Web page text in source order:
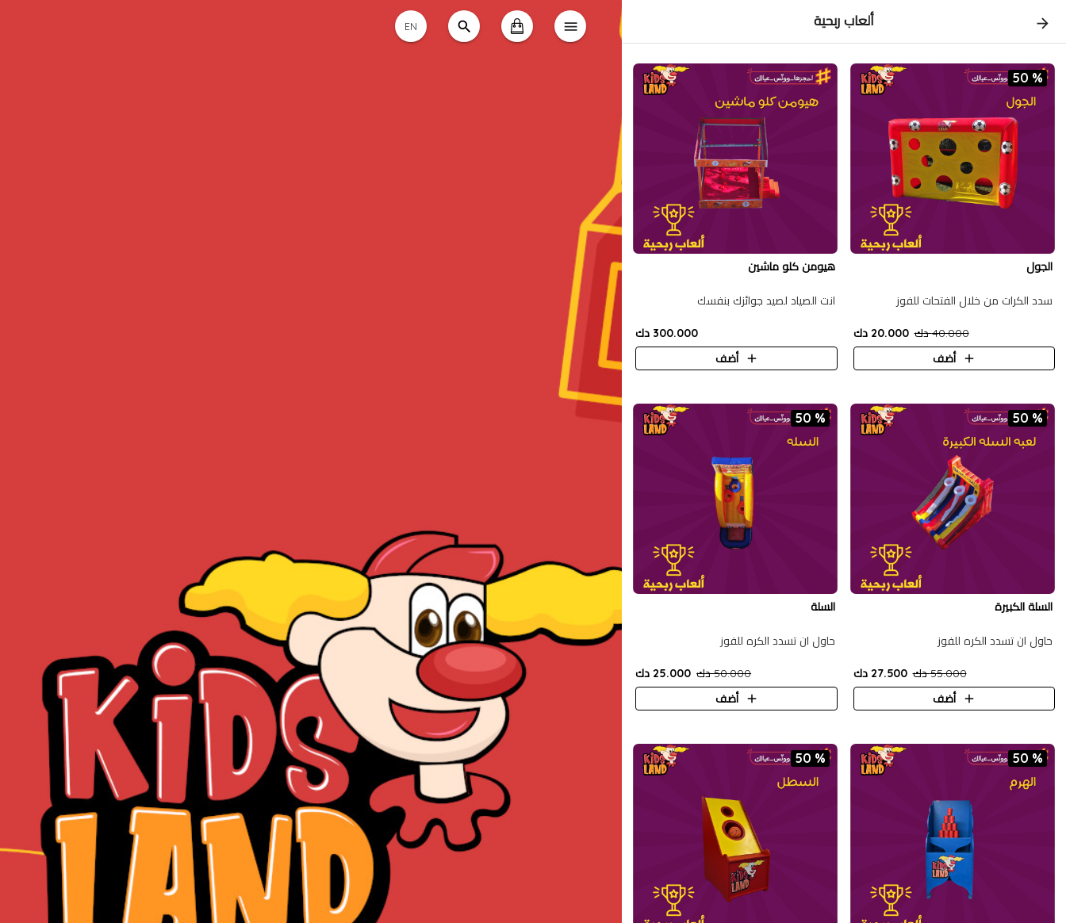
EN ألعاب ربحية
50 %
الجول
سدد الكرات من خلال الفتحات للفوز
40.000 دك
20.000 دك
أضف
هيومن كلو ماشين
انت الصياد لصيد جوائزك بنفسك
300.000 دك
أضف
50 %
السلة الكبيرة
حاول ان تسدد الكره للفوز
55.000 دك
27.500 دك
أضف
50 %
السلة
حاول ان تسدد الكره للفوز
50.000 دك
25.000 دك
أضف
50 %
50 %